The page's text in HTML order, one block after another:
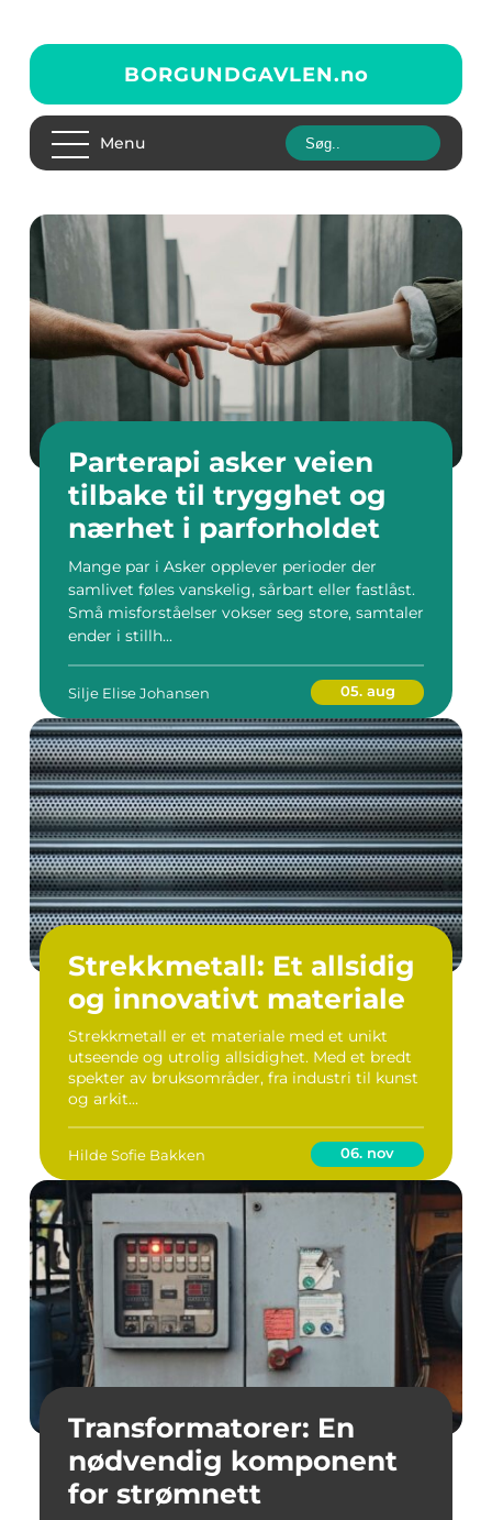
BORGUNDGAVLEN.no
Menu
Parterapi asker veien
tilbake til trygghet og
nærhet i parforholdet
Mange par i Asker opplever perioder der
samlivet føles vanskelig, sårbart eller fastlåst.
Små misforståelser vokser seg store, samtaler
ender i stillh...
Silje Elise Johansen 05. aug
Strekkmetall: Et allsidig
og innovativt materiale
Strekkmetall er et materiale med et unikt
utseende og utrolig allsidighet. Med et bredt
spekter av bruksområder, fra industri til kunst
og arkit...
Hilde Sofie Bakken 06. nov
Transformatorer: En
nødvendig komponent
for strømnett